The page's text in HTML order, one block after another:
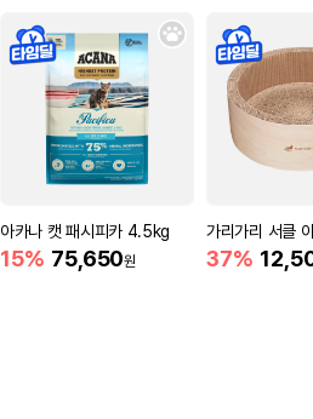
아카나 캣 패시피카 4.5kg
15% 75,650원
가리가리 서클
37%